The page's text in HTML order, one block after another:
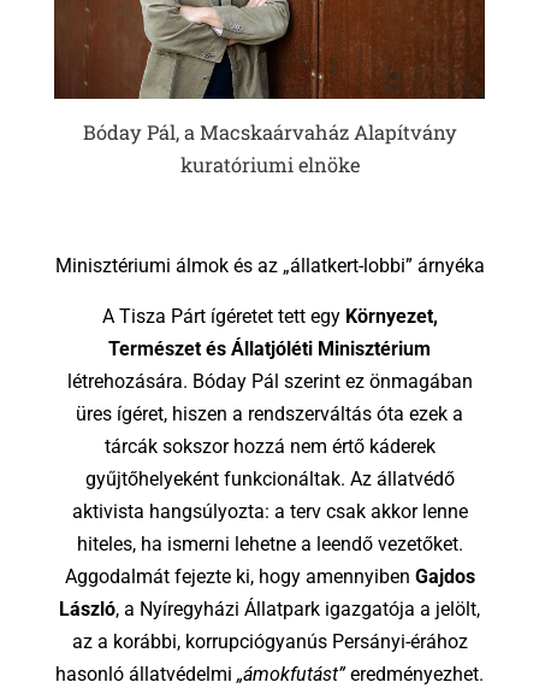
Bóday Pál, a Macskaárvaház Alapítvány
kuratóriumi elnöke
Minisztériumi álmok és az „állatkert-lobbi” árnyéka
A Tisza Párt ígéretet tett egy Környezet,
Természet és Állatjóléti Minisztérium
létrehozására. Bóday Pál szerint ez önmagában
üres ígéret, hiszen a rendszerváltás óta ezek a
tárcák sokszor hozzá nem értő káderek
gyűjtőhelyeként funkcionáltak. Az állatvédő
aktivista hangsúlyozta: a terv csak akkor lenne
hiteles, ha ismerni lehetne a leendő vezetőket.
Aggodalmát fejezte ki, hogy amennyiben Gajdos
László, a Nyíregyházi Állatpark igazgatója a jelölt,
az a korábbi, korrupciógyanús Persányi-érához
hasonló állatvédelmi „ámokfutást”eredményezhet.